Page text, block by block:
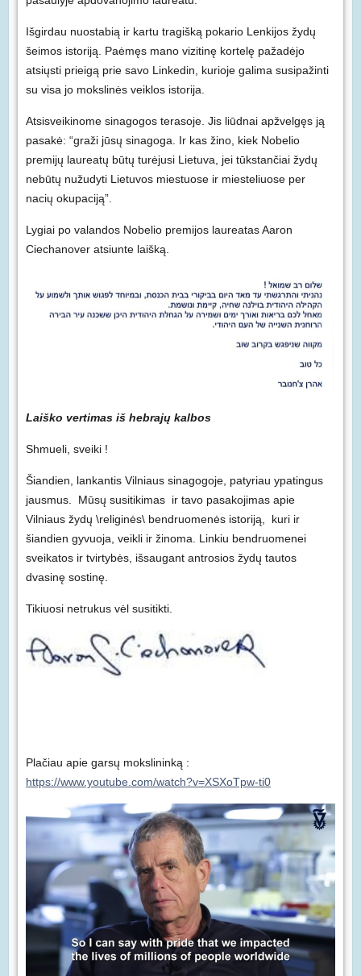
Išgirdau nuostabią ir kartu tragišką pokario Lenkijos žydų
šeimos istoriją. Paėmęs mano vizitinę kortelę pažadėjo
atsiųsti prieigą prie savo Linkedin, kurioje galima susipažinti
su visa jo mokslinės veiklos istorija.
Atsisveikinome sinagogos terasoje. Jis liūdnai apžvelgęs ją
pasakė: “graži jūsų sinagoga. Ir kas žino, kiek Nobelio
premijų laureatų būtų turėjusi Lietuva, jei tūkstančiai žydų
nebūtų nužudyti Lietuvos miestuose ir miesteliuose per
nacių okupaciją”.
Lygiai po valandos Nobelio premijos laureatas Aaron
Ciechanover atsiunte laišką.
Laiško vertimas iš hebrajų kalbos
Shmueli, sveiki !
Šiandien, lankantis Vilniaus sinagogoje, patyriau ypatingus
jausmus. Mūsų susitikimas ir tavo pasakojimas apie
Vilniaus žydų \religinės\ bendruomenės istoriją, kuri ir
šiandien gyvuoja, veikli ir žinoma. Linkiu bendruomenei
sveikatos ir tvirtybės, išsaugant antrosios žydų tautos
dvasinę sostinę.
Tikiuosi netrukus vėl susitikti.
Plačiau apie garsų mokslininką :
https://www.youtube.com/watch?v=XSXoTpw-ti0